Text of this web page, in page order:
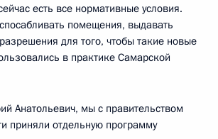
есть все нормативные условия.
помещения, выдавать
для того, чтобы такие новые
в практике Самарской
Анатольевич, мы с правительством
приняли отдельную программу